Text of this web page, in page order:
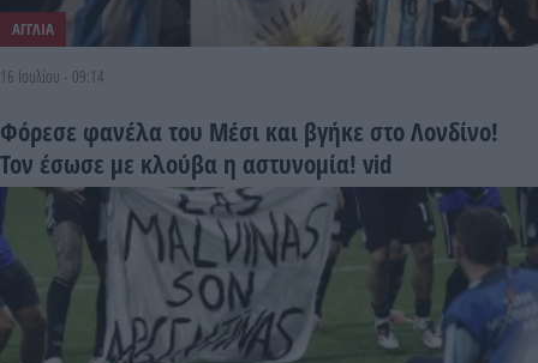
ΑΓΓΛΙΑ
16 Ιουλίου - 09:14
Φόρεσε φανέλα του Μέσι και βγήκε στο Λονδίνο!
Τον έσωσε με κλούβα η αστυνομία! vid